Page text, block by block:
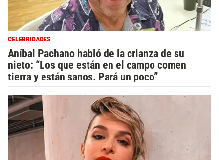
CELEBRIDADES
Aníbal Pachano habló de la crianza de su
nieto: “Los que están en el campo comen
tierra y están sanos. Pará un poco”